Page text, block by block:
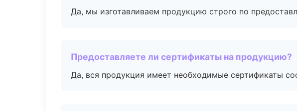
Да, мы изготавливаем продукцию строго по
Предоставляете ли сертификаты на продукцию?
Да, вся продукция имеет необходимые сертификаты